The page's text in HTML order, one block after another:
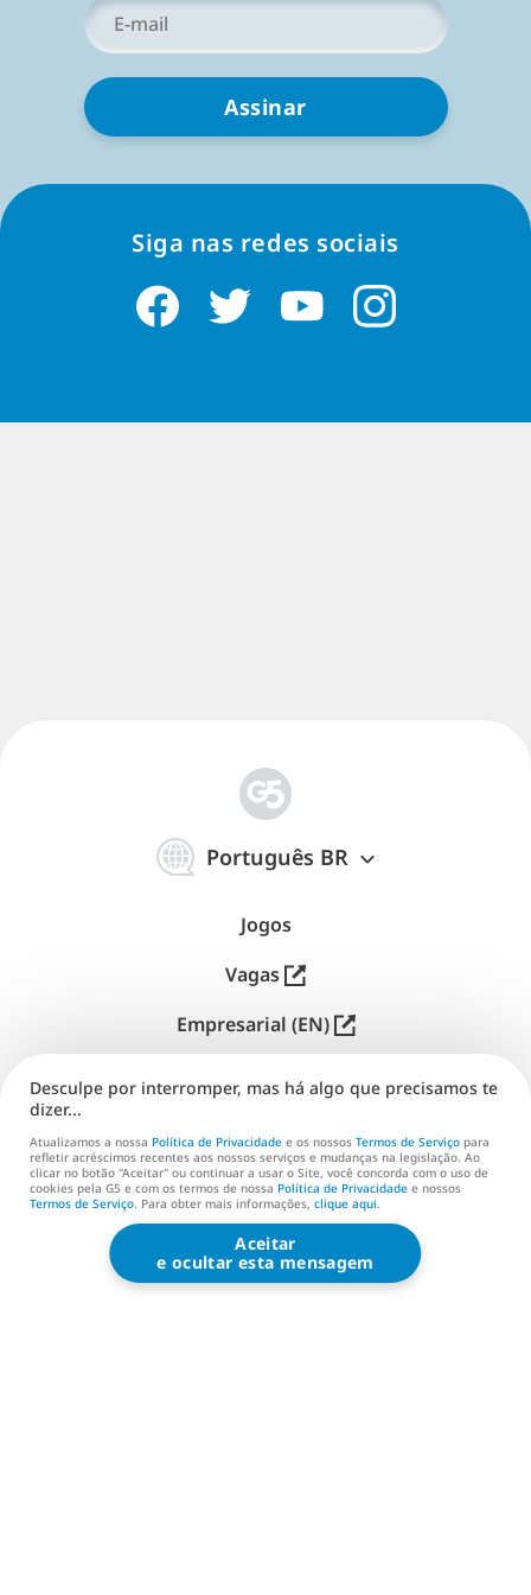
mail
Siga nas redes sociais
Português BR
体
中
Jogos
Vagas
Empresarial (EN)
Distribuição (EN)
Nos Contate (EN)
G5 ENTERTAINMENT ®
© 2026 G5 Entertainment AB
Desculpe por interromper, mas há algo que precisamos te
dizer...
Atualizamos a nossa Política de Privacidade e os nossos Termos de Serviço para
refletir acréscimos recentes aos nossos serviços e mudanças na legislação. Ao
clicar no botão "Aceitar" ou continuar a usar o Site, você concorda com o uso de
cookies pela G5 e com os termos de nossa Política de Privacidade e nossos
Termos de Serviço. Para obter mais informações, clique aqui.
Aceitar
e ocultar esta mensagem